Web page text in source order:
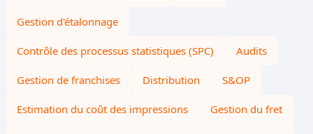
Gestion d'étalonnage
Contrôle des processus statistiques (SPC) Audits
Gestion de franchises Distribution S&OP
Estimation du coût des impressions Gestion du fret